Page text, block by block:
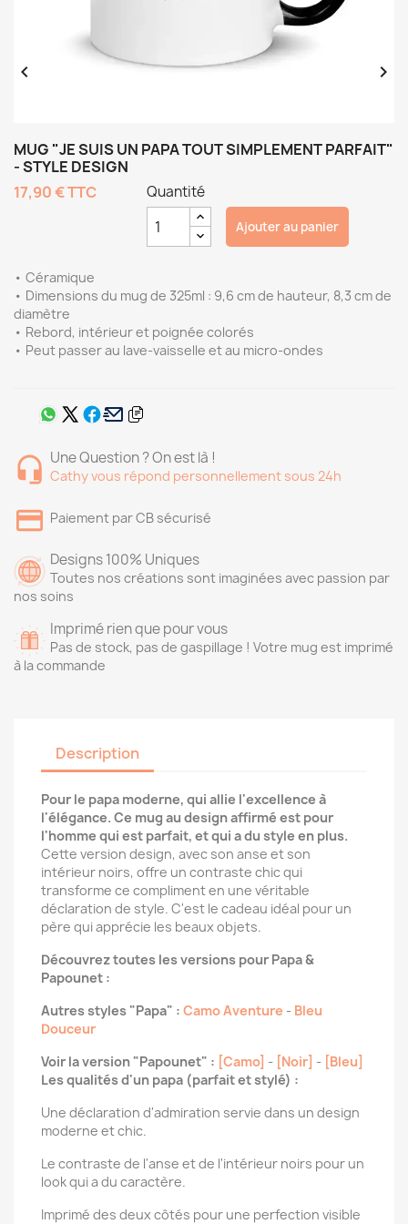
 
MUG "JE SUIS UN PAPA TOUT SIMPLEMENT PARFAIT"
- STYLE DESIGN
17,90 €TTC
• Céramique
• Dimensions du mug de 325ml : 9,6 cm de hauteur, 8,3 cm de
diamètre
• Rebord, intérieur et poignée colorés
• Peut passer au lave-vaisselle et au micro-ondes
Quantité
Ajouter au panier
Une Question ? On est là !
Cathy vous répond personnellement sous 24h
Paiement par CB sécurisé
Designs 100% Uniques
Toutes nos créations sont imaginées avec passion par
nos soins
Imprimé rien que pour vous
Pas de stock, pas de gaspillage ! Votre mug est imprimé
à la commande
Description
Pour le papa moderne, qui allie l'excellence à
l'élégance. Ce mug au design affirmé est pour
l'homme qui est parfait, et qui a du style en plus.
Cette version design, avec son anse et son
intérieur noirs, offre un contraste chic qui
transforme ce compliment en une véritable
déclaration de style. C'est le cadeau idéal pour un
père qui apprécie les beaux objets.
Découvrez toutes les versions pour Papa &
Papounet :
Autres styles "Papa" : Camo Aventure - Bleu
Douceur
Voir la version "Papounet" : [Camo] - [Noir] - [Bleu]
Les qualités d'un papa (parfait et stylé) :
Une déclaration d'admiration servie dans un design
moderne et chic.
Le contraste de l'anse et de l'intérieur noirs pour un
look qui a du caractère.
Imprimé des deux côtés pour une perfection visible